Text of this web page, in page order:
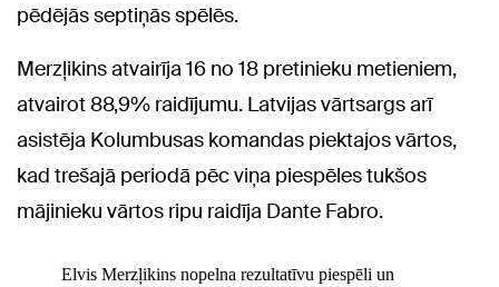
pēdējās septiņās spēlēs.
Merzļikins atvairīja 16 no 18 pretinieku metieniem,
atvairot 88,9% raidījumu. Latvijas vārtsargs arī
asistēja Kolumbusas komandas piektajos vārtos,
kad trešajā periodā pēc viņa piespēles tukšos
mājinieku vārtos ripu raidīja Dante Fabro.